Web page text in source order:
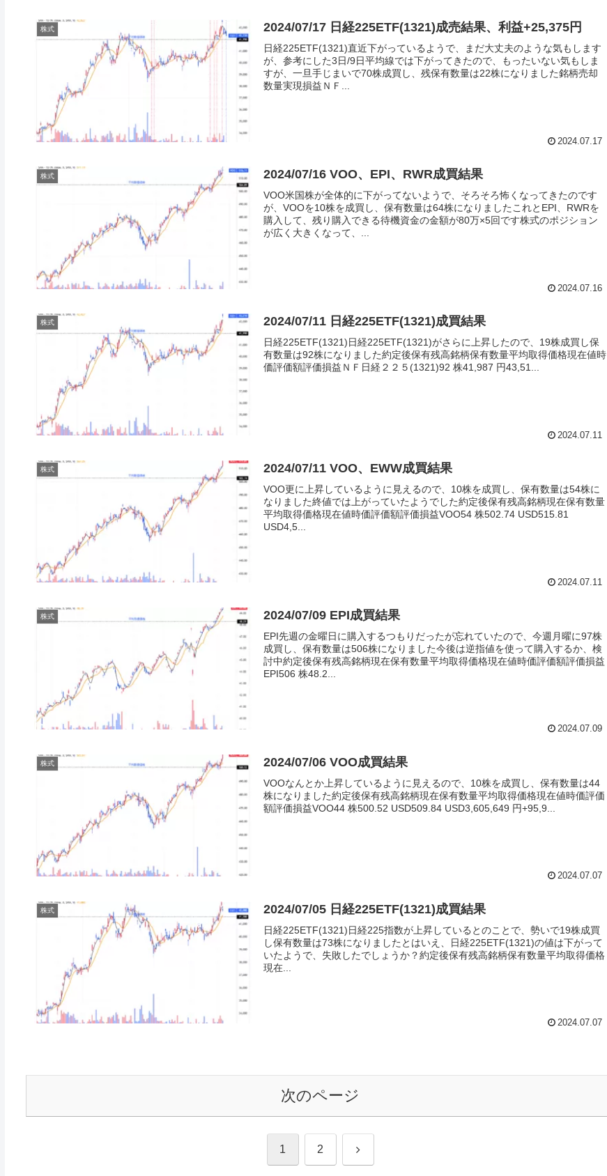
株式 2024/07/17 日経225ETF(1321)成売結果、利益+25,375円
日経225ETF(1321)直近下がっているようで、まだ大丈夫のような気もします
が、参考にした3日/9日平均線では下がってきたので、もったいない気もしま
すが、一旦手じまいで70株成買し、残保有数量は22株になりました銘柄売却
数量実現損益ＮＦ...
2024.07.17
株式 2024/07/16 VOO、EPI、RWR成買結果
VOO米国株が全体的に下がってないようで、そろそろ怖くなってきたのです
が、VOOを10株を成買し、保有数量は64株になりましたこれとEPI、RWRを
購入して、残り購入できる待機資金の金額が80万×5回です株式のポジション
が広く大きくなって、...
2024.07.16
株式 2024/07/11 日経225ETF(1321)成買結果
日経225ETF(1321)日経225ETF(1321)がさらに上昇したので、19株成買し保
有数量は92株になりました約定後保有残高銘柄保有数量平均取得価格現在値時
価評価額評価損益ＮＦ日経２２５(1321)92 株41,987 円43,51...
2024.07.11
株式 2024/07/11 VOO、EWW成買結果
VOO更に上昇しているように見えるので、10株を成買し、保有数量は54株に
なりました終値では上がっていたようでした約定後保有残高銘柄現在保有数量
平均取得価格現在値時価評価額評価損益VOO54 株502.74 USD515.81
USD4,5...
2024.07.11
株式 2024/07/09 EPI成買結果
EPI先週の金曜日に購入するつもりだったが忘れていたので、今週月曜に97株
成買し、保有数量は506株になりました今後は逆指値を使って購入するか、検
討中約定後保有残高銘柄現在保有数量平均取得価格現在値時価評価額評価損益
EPI506 株48.2...
2024.07.09
株式 2024/07/06 VOO成買結果
VOOなんとか上昇しているように見えるので、10株を成買し、保有数量は44
株になりました約定後保有残高銘柄現在保有数量平均取得価格現在値時価評価
額評価損益VOO44 株500.52 USD509.84 USD3,605,649 円+95,9...
2024.07.07
株式 2024/07/05 日経225ETF(1321)成買結果
日経225ETF(1321)日経225指数が上昇しているとのことで、勢いで19株成買
し保有数量は73株になりましたとはいえ、日経225ETF(1321)の値は下がって
いたようで、失敗したでしょうか？約定後保有残高銘柄保有数量平均取得価格
現在...
2024.07.07
次のページ
1 2 次